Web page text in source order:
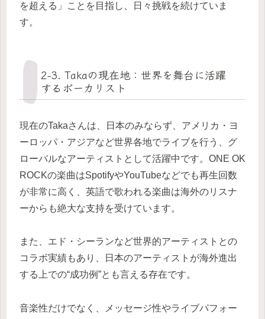
を超える」ことを目指し、日々挑戦を続けていま
す。
2-3. Takaの現在地：世界を舞台に活躍
するボーカリスト
現在のTakaさんは、日本のみならず、アメリカ・ヨ
ーロッパ・アジアなど世界各地でライブを行う、グ
ローバルなアーティストとして活躍中です。ONE OK
ROCKの楽曲はSpotifyやYouTubeなどでも再生回数
が非常に高く、英語で歌われる楽曲は海外のリスナ
ーからも絶大な支持を受けています。
また、エド・シーランなど世界的アーティストとの
コラボ実績もあり、日本のアーティストが海外進出
する上での“成功例”とも言える存在です。
音楽性だけでなく、メッセージ性やライブパフォー